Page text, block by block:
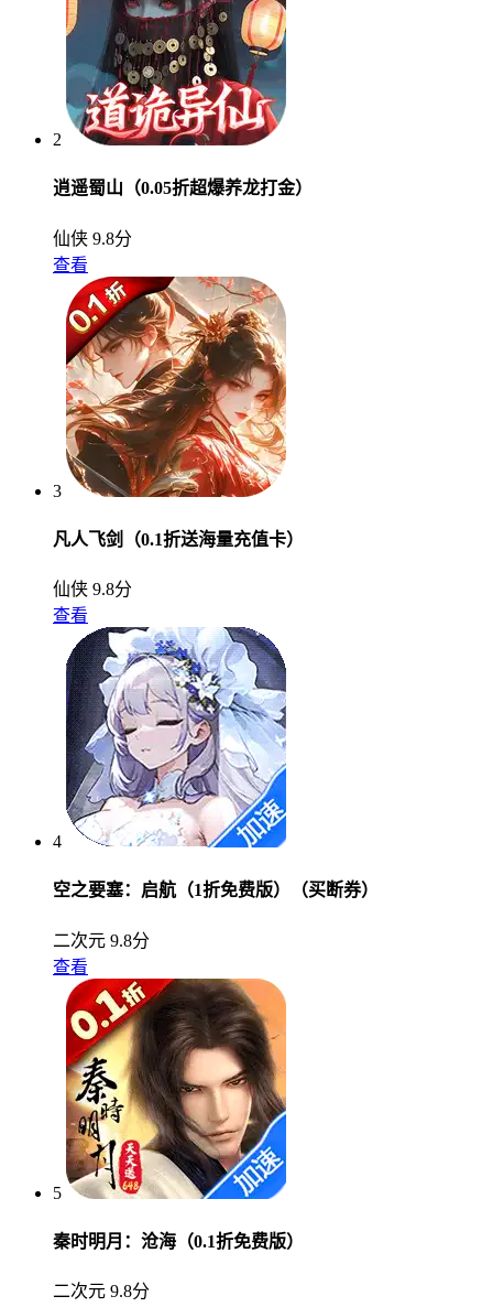
2
逍遥蜀山（0.05折超爆养龙打金）
仙侠 9.8分
查看
3
凡人飞剑（0.1折送海量充值卡）
仙侠 9.8分
查看
4
空之要塞：启航（1折免费版）（买断券）
二次元 9.8分
查看
5
秦时明月：沧海（0.1折免费版）
二次元 9.8分